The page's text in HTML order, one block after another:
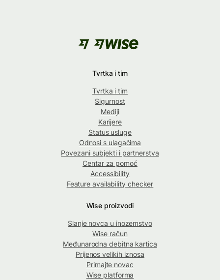
Tvrtka i tim
Tvrtka i tim
Sigurnost
Mediji
Karijere
Status usluge
Odnosi s ulagačima
Povezani subjekti i partnerstva
Centar za pomoć
Accessibility
Feature availability checker
Wise proizvodi
Slanje novca u inozemstvo
Wise račun
Međunarodna debitna kartica
Prijenos velikih iznosa
Primajte novac
Wise platforma